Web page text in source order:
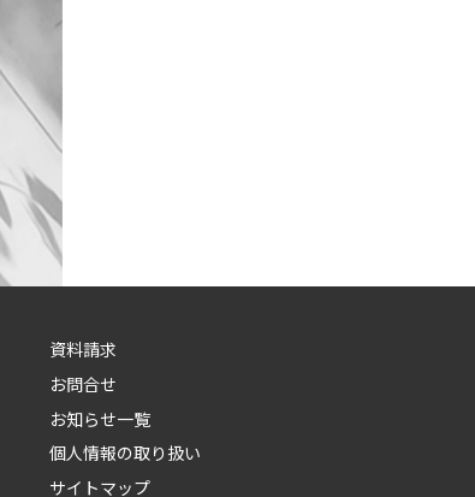
資料請求
お問合せ
お知らせ一覧
個人情報の取り扱い
サイトマップ